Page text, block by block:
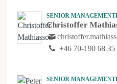
SENIOR
Christoffer
+46 70-190 68 35
SENIOR